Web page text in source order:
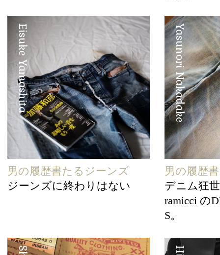
Eisuke Yamashita
男の履歴書たるジーンズ
ジーンズに終わりはない
Yasunori Nakadake
男の履歴
デニム狂
ramicci の
S。